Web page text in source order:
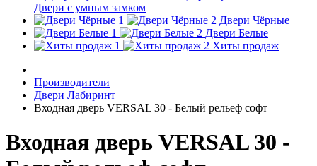
Двери с умным замком
Двери Чёрные
Двери Белые
Хиты продаж
Производители
Двери Лабиринт
Входная дверь VERSAL 30 - Белый рельеф софт
Входная дверь VERSAL 30 -